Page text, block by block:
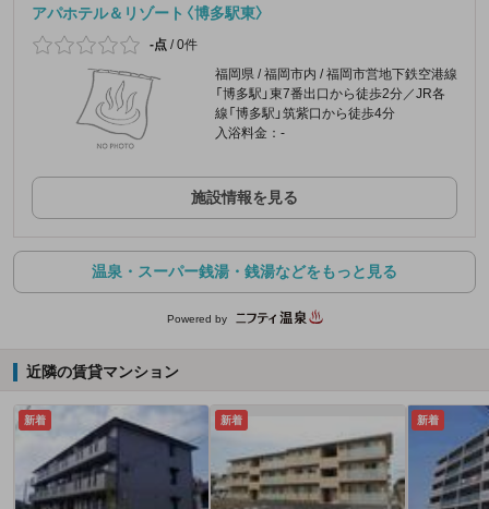
アパホテル＆リゾート〈博多駅東〉
-点 /0件
福岡県 / 福岡市内 / 福岡市営地下鉄空港線
「博多駅」東7番出口から徒歩2分／JR各
線「博多駅」筑紫口から徒歩4分
入浴料金：-
施設情報を見る
温泉・スーパー銭湯・銭湯などをもっと見る
Powered by
近隣の賃貸マンション
新着 新着 新着